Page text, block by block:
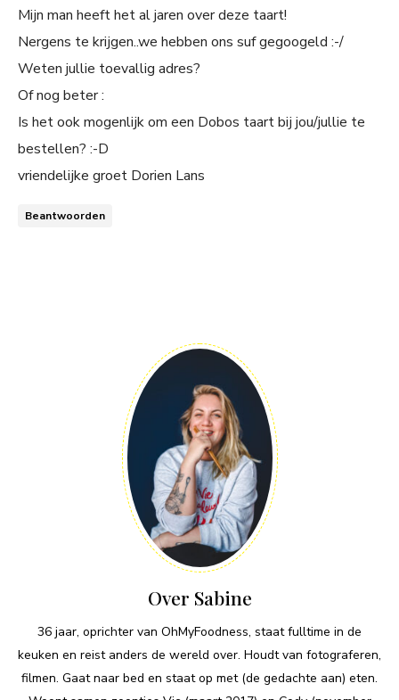
Mijn man heeft het al jaren over deze taart!
Nergens te krijgen..we hebben ons suf gegoogeld :-/
Weten jullie toevallig adres?
Of nog beter :
Is het ook mogenlijk om een Dobos taart bij jou/jullie te
bestellen? :-D
vriendelijke groet Dorien Lans
Beantwoorden
Over Sabine
36 jaar, oprichter van OhMyFoodness, staat fulltime in de
keuken en reist anders de wereld over. Houdt van fotograferen,
filmen. Gaat naar bed en staat op met (de gedachte aan) eten.